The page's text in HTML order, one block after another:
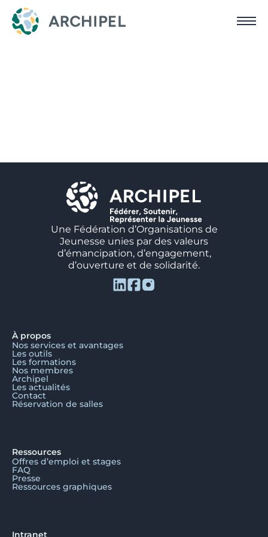
Une Fédération d’Organisations de
Jeunesse unies par des valeurs
d’émancipation, d’engagement,
d’ouverture et de solidarité.
À propos
Nos services et avantages
Les outils
Les formations
Nos membres
Archipel
Les actualités
Contact
Réservation de salles
Ressources
Offres d’emploi et stages
FAQ
Presse
Ressources graphiques
Intranet